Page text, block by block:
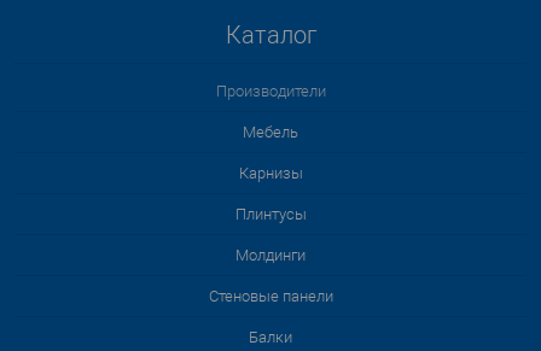
Каталог
Производители
Мебель
Карнизы
Плинтусы
Молдинги
Стеновые панели
Балки